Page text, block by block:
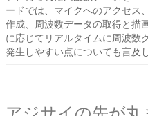
ードでは、マイクへのアクセス
作成、周波数データの取得と描
に応じてリアルタイムに周波数
発生しやすい点についても言及